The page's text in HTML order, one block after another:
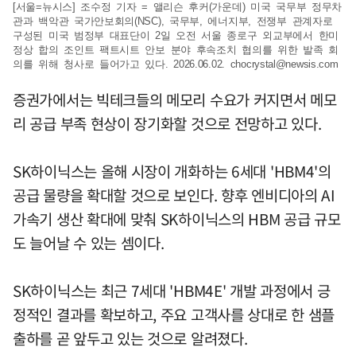
[서울=뉴시스] 조수정 기자 = 앨리슨 후커(가운데) 미국 국무부 정무차
관과 백악관 국가안보회의(NSC), 국무부, 에너지부, 전쟁부 관계자로
구성된 미국 범정부 대표단이 2일 오전 서울 종로구 외교부에서 한미
정상 합의 조인트 팩트시트 안보 분야 후속조치 협의를 위한 발족 회
의를 위해 청사로 들어가고 있다. 2026.06.02. chocrystal@newsis.com
증권가에서는 빅테크들의 메모리 수요가 커지면서 메모
리 공급 부족 현상이 장기화할 것으로 전망하고 있다.
SK하이닉스는 올해 시장이 개화하는 6세대 'HBM4'의
공급 물량을 확대할 것으로 보인다. 향후 엔비디아의 AI
가속기 생산 확대에 맞춰 SK하이닉스의 HBM 공급 규모
도 늘어날 수 있는 셈이다.
SK하이닉스는 최근 7세대 'HBM4E' 개발 과정에서 긍
정적인 결과를 확보하고, 주요 고객사를 상대로 한 샘플
출하를 곧 앞두고 있는 것으로 알려졌다.